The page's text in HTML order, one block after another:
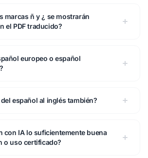
marcas ñ y ¿ se mostrarán
el PDF traducido?
europeo o español
español al inglés también?
con IA lo suficientemente buena
o uso certificado?